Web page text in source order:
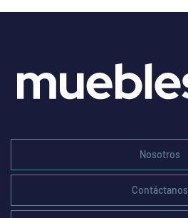
Nosotros
Contáctanos